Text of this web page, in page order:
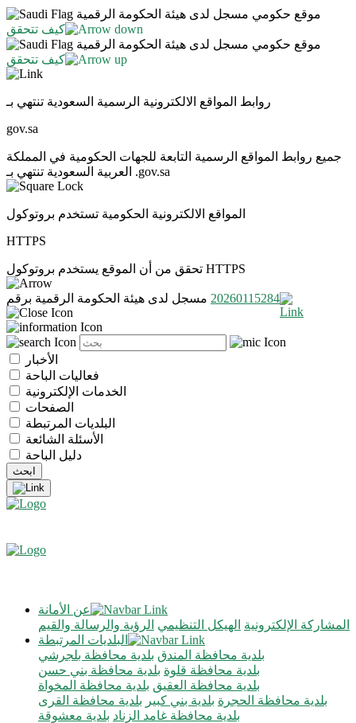
موقع حكومي مسجل لدى هيئة الحكومة الرقمية
كيف تتحقق
موقع حكومي مسجل لدى هيئة الحكومة الرقمية
كيف تتحقق
روابط المواقع الالكترونية الرسمية السعودية تنتهي بـ
gov.sa
جميع روابط المواقع الرسمية التابعة للجهات الحكومية في المملكة
العربية السعودية تنتهي بـ .gov.sa
المواقع الالكترونية الحكومية تستخدم بروتوكول
HTTPS
تحقق من أن الموقع يستخدم بروتوكول HTTPS
مسجل لدى هيئة الحكومة الرقمية برقم 20260115284
الأخبار
فعاليات الباحة
الخدمات الإلكترونية
الصفحات
البلديات المرتبطة
الأسئلة الشائعة
دليل الباحة
عن الأمانة
الرؤية والرسالة والقيم الهيكل التنظيمي المشاركة الإلكترونية
البلديات المرتبطة
بلدية محافظة بلجرشي بلدية محافظة المندق
بلدية محافظة بني حسن بلدية محافظة قلوة
بلدية محافظة المخواة بلدية محافظة العقيق
بلدية محافظة القرى بلدية بني كبير بلدية محافظة الحجرة
بلدية معشوقة بلدية محافظة غامد الزناد